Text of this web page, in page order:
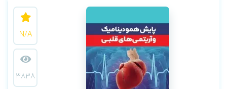
N/A
3838